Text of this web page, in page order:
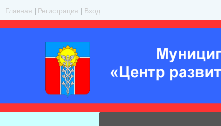
Главная | Регистрация | Вход